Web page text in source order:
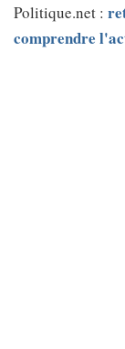
Politique.net :
comprendre